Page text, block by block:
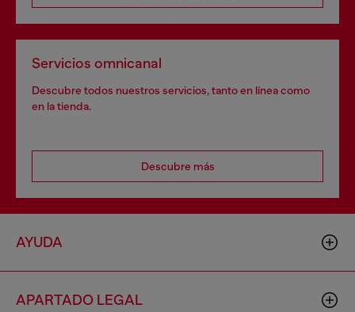
Servicios omnicanal
Descubre todos nuestros servicios, tanto en línea como
en la tienda.
Descubre más
AYUDA
APARTADO LEGAL